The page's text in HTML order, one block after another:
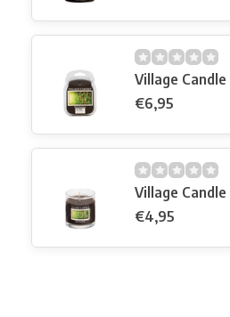
Village
€6,95
Village
€4,95